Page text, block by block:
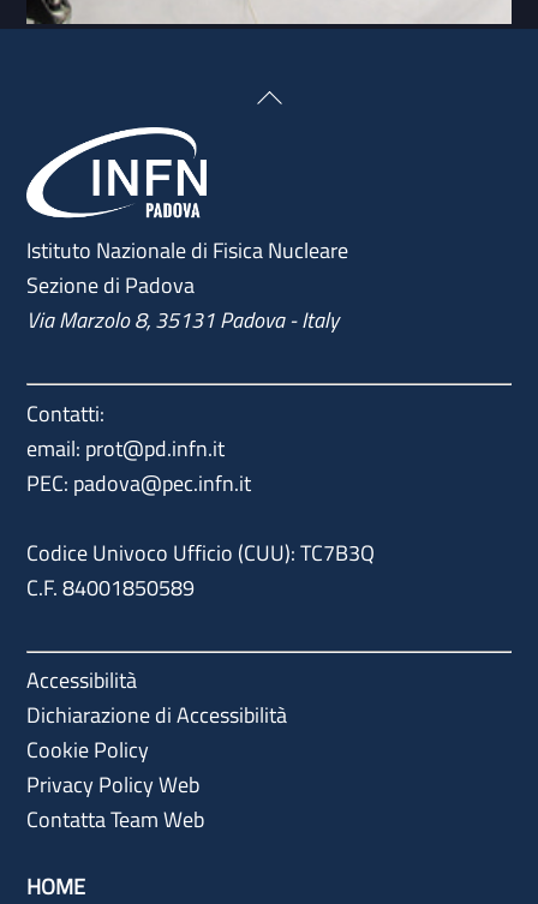
Back
Istituto Nazionale di Fisica Nucleare
Sezione di Padova
Via Marzolo 8, 35131 Padova - Italy
Contatti:
email: prot@pd.infn.it
PEC: padova@pec.infn.it
Codice Univoco Ufficio (CUU): TC7B3Q
C.F. 84001850589
Accessibilità
Dichiarazione di Accessibilità
Cookie Policy
Privacy Policy Web
Contatta Team Web
HOME